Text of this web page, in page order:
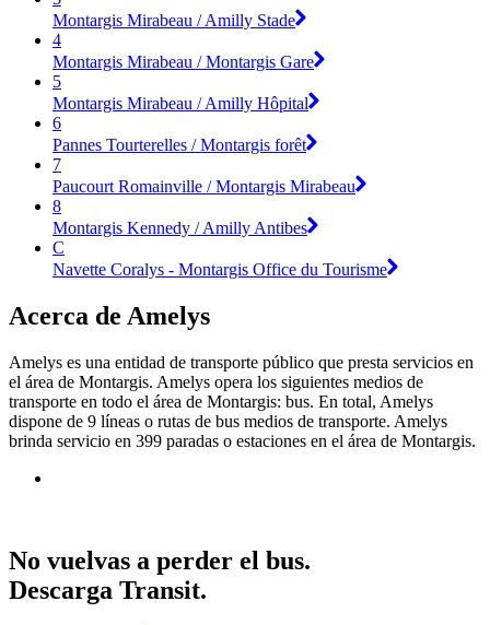
Montargis Mirabeau / Amilly Stade
4
Montargis Mirabeau / Montargis Gare
5
Montargis Mirabeau / Amilly Hôpital
6
Pannes Tourterelles / Montargis forêt
7
Paucourt Romainville / Montargis Mirabeau
8
Montargis Kennedy / Amilly Antibes
C
Navette Coralys - Montargis Office du Tourisme
Acerca de Amelys
Amelys es una entidad de transporte público que presta servicios en
el área de Montargis. Amelys opera los siguientes medios de
transporte en todo el área de Montargis: bus. En total, Amelys
dispone de 9 líneas o rutas de bus medios de transporte. Amelys
brinda servicio en 399 paradas o estaciones en el área de Montargis.
No vuelvas a perder el bus.
Descarga Transit.